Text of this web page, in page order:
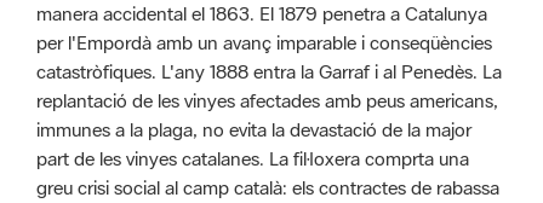
manera accidental el 1863. El 1879 penetra a Catalunya
per l'Empordà amb un avanç imparable i conseqüències
catastròfiques. L'any 1888 entra la Garraf i al Penedès. La
replantació de les vinyes afectades amb peus americans,
immunes a la plaga, no evita la devastació de la major
part de les vinyes catalanes. La fil·loxera comprta una
greu crisi social al camp català: els contractes de rabassa